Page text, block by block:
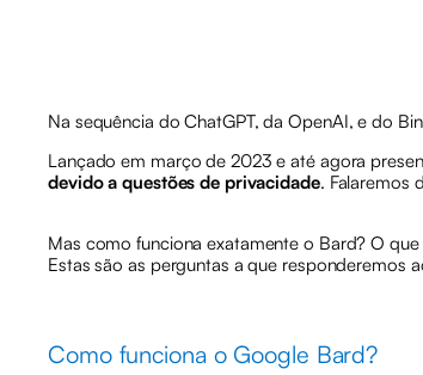
Na sequência do ChatGPT, da OpenAI, e do
Lançado em março de 2023 e até agora
devido a questões de privacidade. Falaremos
Mas como funciona exatamente o Bard? O
Estas são as perguntas a que responderemos
Como funciona o Google Bard?